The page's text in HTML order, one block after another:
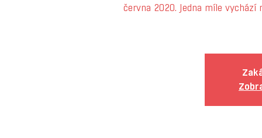
června 2020. Jedna míle